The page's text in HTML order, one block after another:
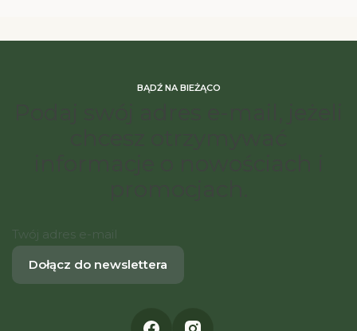
BĄDŹ NA BIEŻĄCO
Twój adres e-mail
Dołącz do newslettera